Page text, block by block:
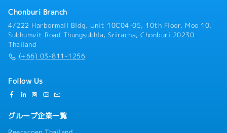
Chonburi Branch
4/222 Harbormall Bldg. Unit 10C04-05, 10th Floor, Moo 10,
Sukhumvit Road Thungsukhla, Sriracha, Chonburi 20230
Thailand
(+66) 03-811-1256
Follow Us
グループ企業一覧